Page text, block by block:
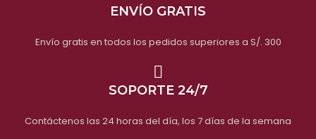
ENVÍO GRATIS
Envío gratis en todos los pedidos superiores a S/. 300
SOPORTE 24/7
Contáctenos las 24 horas del día, los 7 días de la semana